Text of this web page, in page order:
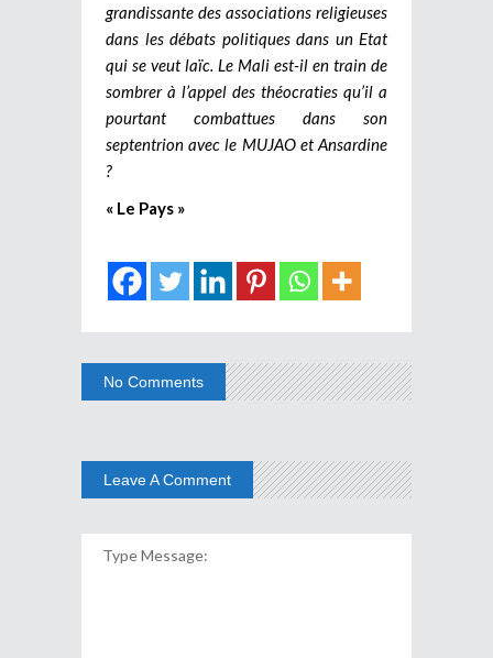
grandissante des associations religieuses
dans les débats politiques dans un Etat
qui se veut laïc. Le Mali est-il en train de
sombrer à l’appel des théocraties qu’il a
pourtant combattues dans son
septentrion avec le MUJAO et Ansardine
?
« Le Pays »
No Comments
Leave A Comment